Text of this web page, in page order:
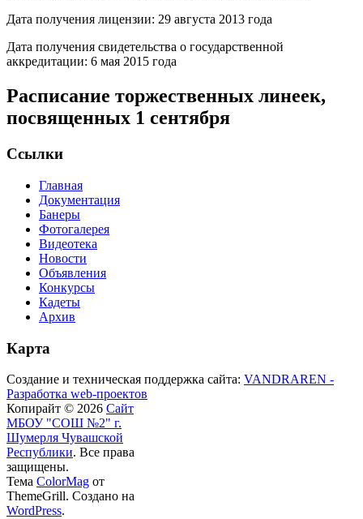
Дата получения лицензии: 29 августа 2013 года
Дата получения свидетельства о государственной
аккредитации: 6 мая 2015 года
Расписание торжественных линеек,
посвященных 1 сентября
Ссылки
Главная
Документация
Банеры
Фотогалерея
Видеотека
Новости
Объявления
Конкурсы
Кадеты
Архив
Карта
Создание и техническая поддержка сайта: VANDRAREN -
Разработка web-проектов
Копирайт © 2026 Сайт
МБОУ "СОШ №2" г.
Шумерля Чувашской
Республики. Все права
защищены.
Тема ColorMag от
ThemeGrill. Создано на
WordPress.